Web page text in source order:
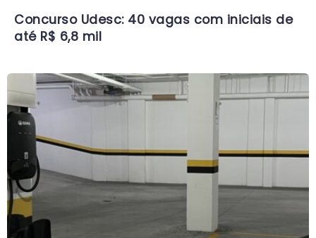
Concurso Udesc: 40 vagas com iniciais de
até R$ 6,8 mil